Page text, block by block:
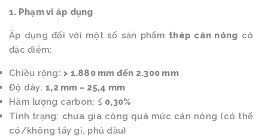
1. Phạm vi áp dụng
Áp dụng đối với một số sản phẩm thép cán nóng có
đặc điểm:
Chiều rộng: > 1.880 mm đến 2.300 mm
Độ dày: 1,2 mm – 25,4 mm
Hàm lượng carbon: ≤ 0,30%
Tình trạng: chưa gia công quá mức cán nóng (có thể
có/không tẩy gỉ, phủ dầu)